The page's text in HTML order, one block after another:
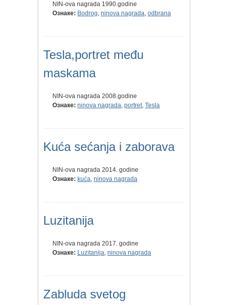
NIN-ova nagrada 1990.godine
Ознаке: Bodrog, ninova nagrada, odbrana
Tesla,portret među
maskama
NIN-ova nagrada 2008.godine
Ознаке: ninova nagrada, portret, Tesla
Kuća sećanja i zaborava
NIN-ova nagrada 2014. godine
Ознаке: kuća, ninova nagrada
Luzitanija
NIN-ova nagrada 2017. godine
Ознаке: Luzitanija, ninova nagrada
Zabluda svetog